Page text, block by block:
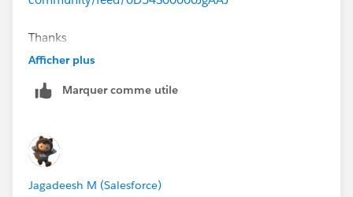
Thanks
Afficher plus
Marquer comme utile
Jagadeesh M (Salesforce)